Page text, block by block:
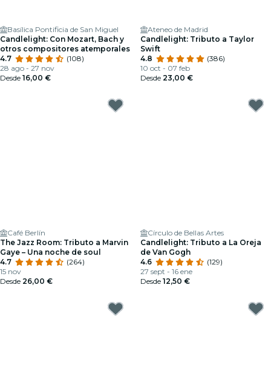
Basílica Pontificia de San Miguel
Candlelight: Con Mozart, Bach y
otros compositores atemporales
4.7
(108)
28 ago - 27 nov
Desde 16,00 €
Ateneo de Madrid
Candlelight: Tributo a Taylor
Swift
4.8
(386)
10 oct - 07 feb
Desde 23,00 €
Café Berlín
The Jazz Room: Tributo a Marvin
Gaye – Una noche de soul
4.7
(264)
15 nov
Desde 26,00 €
Círculo de Bellas Artes
Candlelight: Tributo a La Oreja
de Van Gogh
4.6
(129)
27 sept - 16 ene
Desde 12,50 €